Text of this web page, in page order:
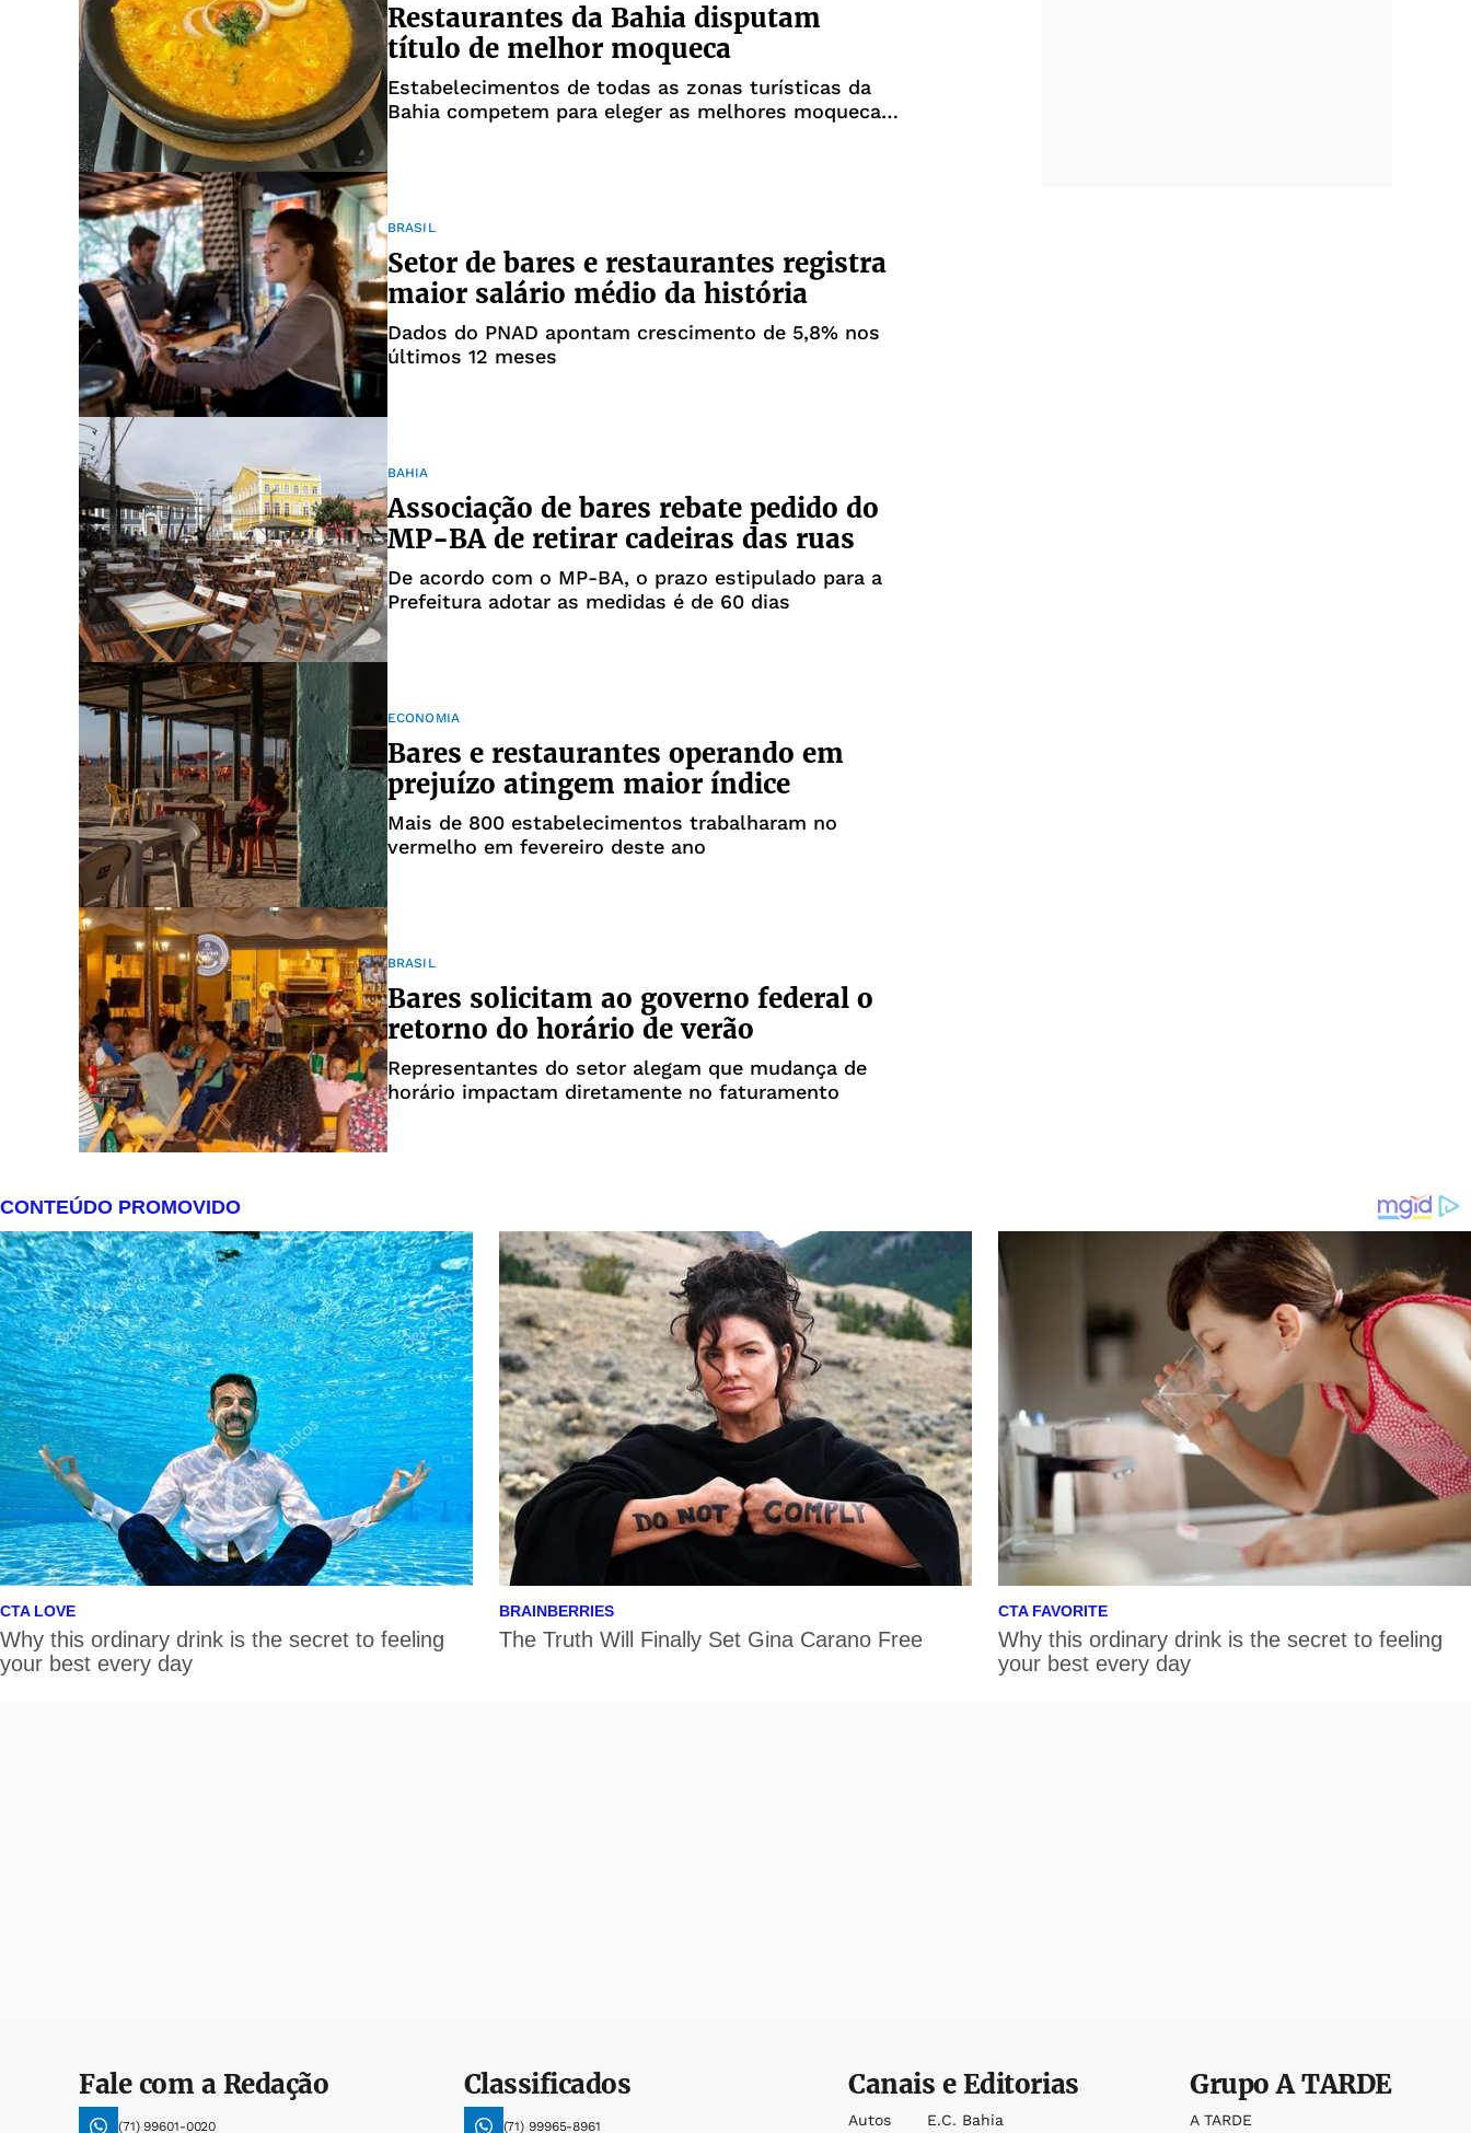
Restaurantes da Bahia disputam
título de melhor moqueca
Estabelecimentos de todas as zonas turísticas da
Bahia competem para eleger as melhores moquecas
BRASIL
Setor de bares e restaurantes registra
maior salário médio da história
Dados do PNAD apontam crescimento de 5,8% nos
últimos 12 meses
BAHIA
Associação de bares rebate pedido do
MP-BA de retirar cadeiras das ruas
De acordo com o MP-BA, o prazo estipulado para a
Prefeitura adotar as medidas é de 60 dias
ECONOMIA
Bares e restaurantes operando em
prejuízo atingem maior índice
Mais de 800 estabelecimentos trabalharam no
vermelho em fevereiro deste ano
BRASIL
Bares solicitam ao governo federal o
retorno do horário de verão
Representantes do setor alegam que mudança de
horário impactam diretamente no faturamento
Fale com a Redação
(71) 99601-0020
Classificados
(71) 99965-8961
Canais e Editorias
Autos E.c. Bahia
GrupoA TARDE
A TARDE